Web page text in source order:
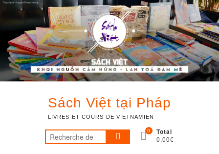
Skip
content
Sách Việt tại Pháp
LIVRES ET COURS DE VIETNAMIEN
Recherche
pour :
0 Total
0,00€